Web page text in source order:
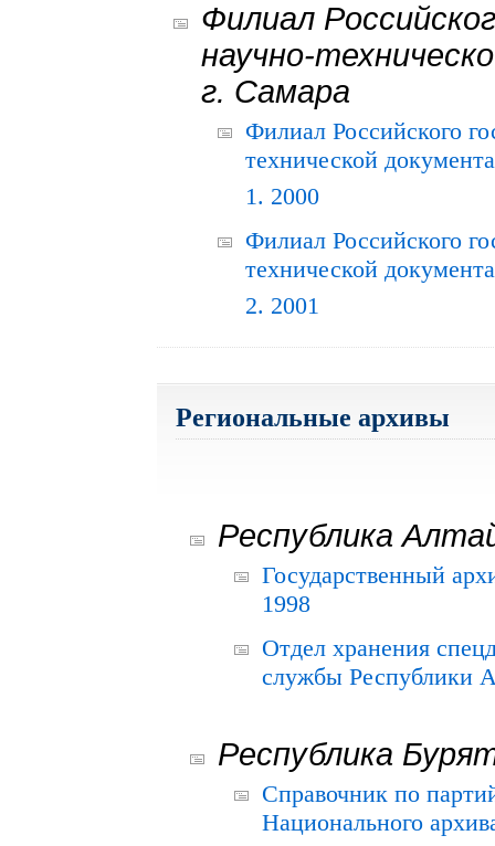
Филиал
научно-
г. Самара
Филиал Российского
технической
1. 2000
Филиал Российского
технической
2. 2001
Региональные архивы
Республика
Государственный
1998
Отдел хранения
службы Республики
Республика
Справочник по
Национального